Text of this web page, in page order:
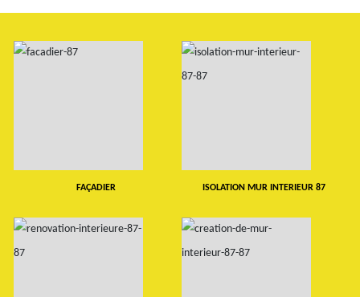
FAÇADIER ISOLATION MUR INTERIEUR 87